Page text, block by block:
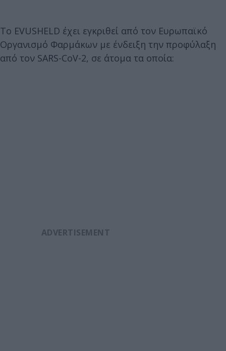
Το EVUSHELD έχει εγκριθεί από τον Ευρωπαϊκό
Οργανισμό Φαρμάκων με ένδειξη την προφύλαξη
από τον SARS-CoV-2, σε άτομα τα οποία: